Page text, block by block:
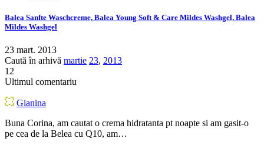
Balea Sanfte Waschcreme, Balea Young Soft & Care Mildes Washgel, Balea
Mildes Washgel
23 mart. 2013
Caută în arhivă martie 23, 2013
12
Ultimul comentariu
Gianina
Buna Corina, am cautat o crema hidratanta pt noapte si am gasit-o
pe cea de la Belea cu Q10, am…